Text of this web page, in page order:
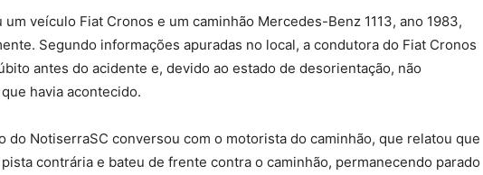
veículo Fiat Cronos e um caminhão Mercedes-Benz 1113, ano 1983,
Segundo informações apuradas no local, a condutora do Fiat Cronos
antes do acidente e, devido ao estado de desorientação, não
havia acontecido.
do NotiserraSC conversou com o motorista do caminhão, que relatou que
contrária e bateu de frente contra o caminhão, permanecendo parado